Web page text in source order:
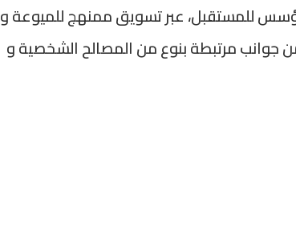
للمستقبل، عبر تسويق ممنهج للميوعة و
جوانب مرتبطة بنوع من المصالح الشخصية و